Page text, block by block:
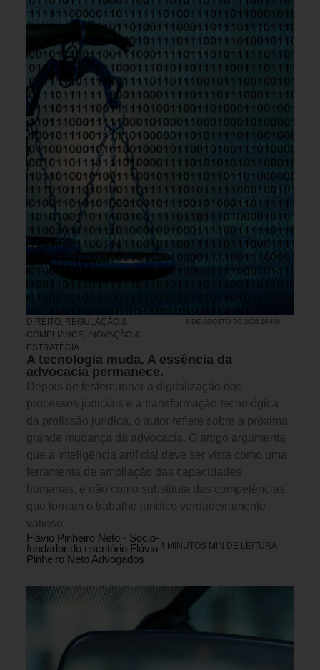
DIREITO, REGULAÇÃO &
COMPLIANCE, INOVAÇÃO &
ESTRATÉGIA
8 DE AGOSTO DE 2026 14H00
A tecnologia muda. A essência da
advocacia permanece.
Depois de testemunhar a digitalização dos
processos judiciais e a transformação tecnológica
da profissão jurídica, o autor reflete sobre a próxima
grande mudança da advocacia. O artigo argumenta
que a inteligência artificial deve ser vista como uma
ferramenta de ampliação das capacidades
humanas, e não como substituta das competências
que tornam o trabalho jurídico verdadeiramente
valioso.
Flávio Pinheiro Neto - Sócio-
fundador do escritório Flávio
Pinheiro Neto Advogados
4 MINUTOS MIN DE LEITURA